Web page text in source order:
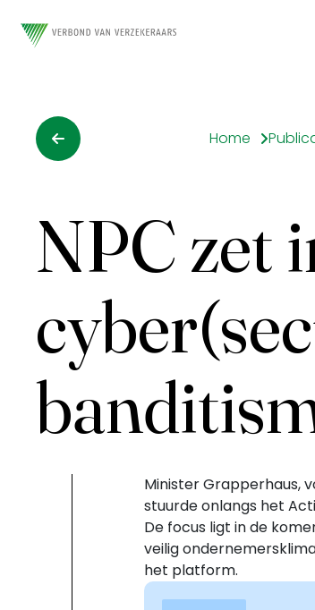
Home
NPC zet
Minister Grapperhaus,
stuurde onlangs het
De focus ligt in de
veilig
het platform.